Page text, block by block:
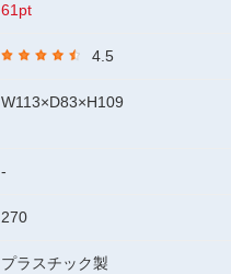
61pt
4.5
W113×D83×H109
-
270
プラスチック製